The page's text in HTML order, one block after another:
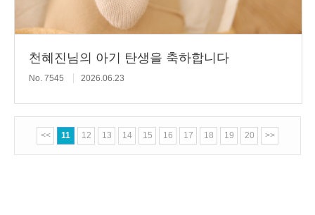
천혜진님의 아기 탄생을 축하합니다
No. 7545 2026.06.23
<< 11 12 13 14 15 16 17 18 19 20 >>